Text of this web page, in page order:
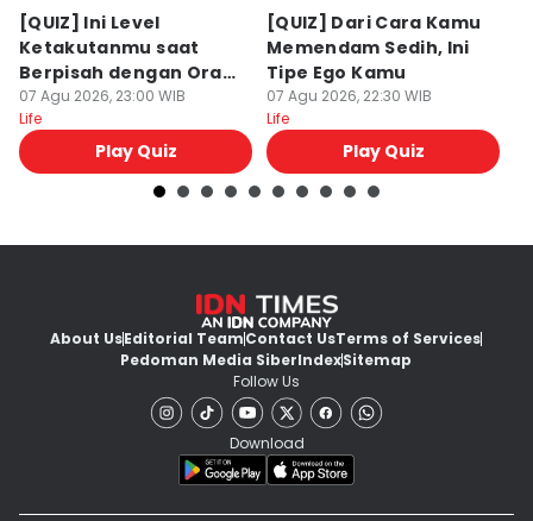
[QUIZ] Ini Level
Ketakutanmu saat
Berpisah dengan Orang
Lain
07 Agu 2026, 23:00 WIB
Life
Play Quiz
[QUIZ] Dari Cara Kamu
Memendam Sedih, Ini
Tipe Ego Kamu
07 Agu 2026, 22:30 WIB
Life
Play Quiz
About UsEditorial TeamContact UsTerms of Services
Pedoman Media SiberIndexSitemap
Follow Us
Download